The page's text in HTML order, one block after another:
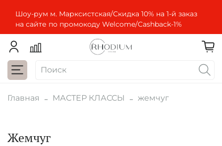
Шоу-рум м. Марксистская/Скидка 10% на 1-й заказ
на сайте по промокоду Welcome/Cashbaсk-1%
Главная МАСТЕР КЛАССЫ жемчуг
жемчуг